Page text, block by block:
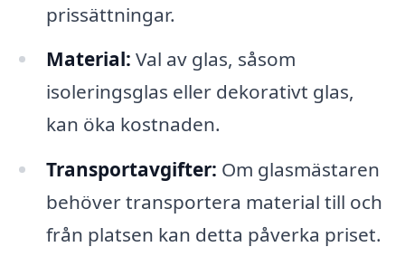
prissättningar.
Material: Val av glas, såsom
isoleringsglas eller dekorativt glas,
kan öka kostnaden.
Transportavgifter: Om glasmästaren
behöver transportera material till och
från platsen kan detta påverka priset.